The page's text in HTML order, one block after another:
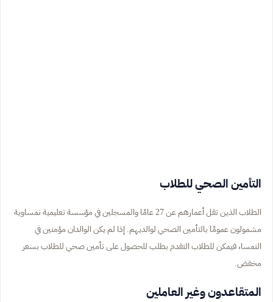
التأمين الصحي للطلاب
الطلاب الذين تقل أعمارهم عن 27 عامًا والمسجلين في مؤسسة تعليمية نمساوية
مشمولون عمومًا بالتأمين الصحي لوالديهم. إذا لم يكن الوالدان مؤمنين في
النمسا، فيمكن للطلاب التقدم بطلب للحصول على تأمين صحي للطلاب بسعر
مخفض.
المتقاعدون وغير العاملين